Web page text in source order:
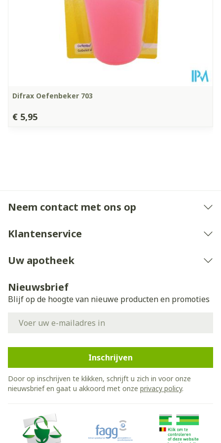
Difrax Oefenbeker 703
€ 5,95
Neem contact met ons op
Klantenservice
Uw apotheek
Nieuwsbrief
Blijf op de hoogte van nieuwe producten en promoties
Inschrijven
Door op inschrijven te klikken, schrijft u zich in voor onze
nieuwsbrief en gaat u akkoord met onze privacy policy.